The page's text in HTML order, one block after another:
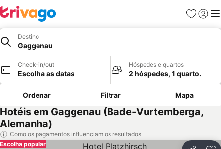
Favoritos
Iniciar
Destino
Gaggenau
Check-in/out
Escolha as datas
Hóspedes e quartos
2 hóspedes, 1 quarto.
Ordenar Filtrar Mapa
Hotéis em Gaggenau (Bade-Vurtemberga,
Alemanha)
Como os pagamentos influenciam os resultados
Escolha popular